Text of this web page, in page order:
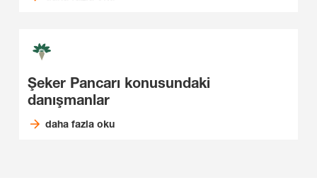
Şeker Pancarı konusundaki
danışmanlar
daha fazla oku